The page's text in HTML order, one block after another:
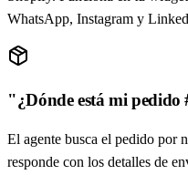
WhatsApp, Instagram y
"¿Dónde está mi pedido
El agente busca el pedido por
responde con los detalles de